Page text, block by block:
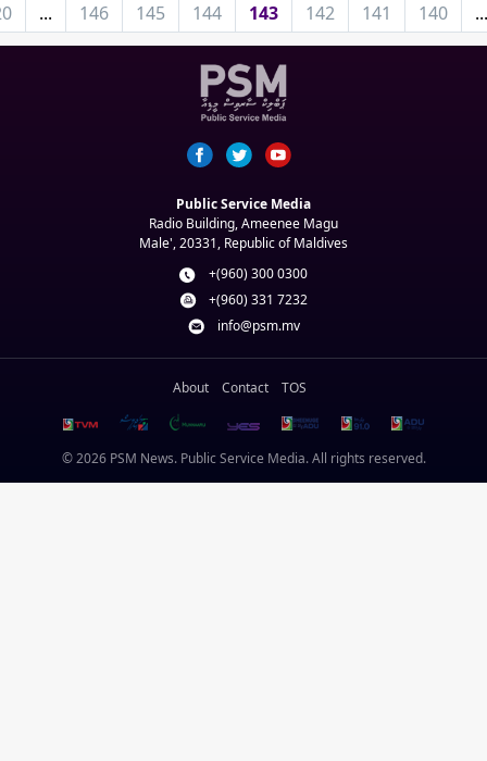
...
140
141
142
143
144
145
146
...
Public Service Media
Radio Building, Ameenee Magu
Male', 20331, Republic of Maldives
+(960) 300 0300
+(960) 331 7232
info@psm.mv
About Contact TOS
© 2026 PSM News. Public Service Media. All rights reserved.